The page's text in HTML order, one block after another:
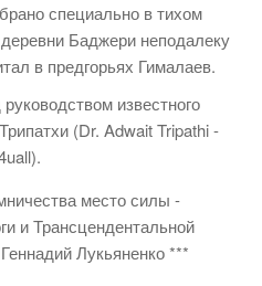
специально в тихом
Баджери неподалеку
в предгорьях Гималаев.
известного
(Dr. Adwait Tripathi -